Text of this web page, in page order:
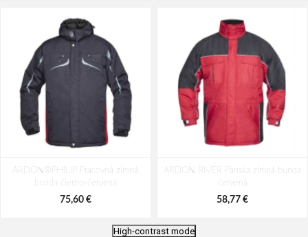
ARDON®PHILIP Pracovná zimná
bunda čierno-červená
75,60 €
ARDON RIVER Pánska zimná bunda
červená
58,77 €
High-contrast mode